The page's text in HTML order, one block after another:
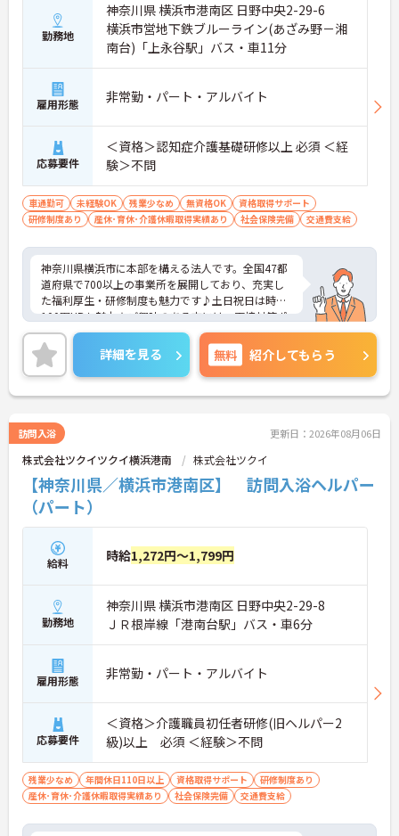
勤務地
神奈川県 横浜市港南区 日野中央2-29-6
横浜市営地下鉄ブルーライン(あざみ野－湘
南台)「上永谷駅」バス・車11分
雇用形態 非常勤・パート・アルバイト
応募要件
＜資格＞認知症介護基礎研修以上 必須 ＜経
験＞不問
車通勤可 未経験OK 残業少なめ 無資格OK
資格取得サポート
研修制度あり
産休･育休･介護休暇取得実績あり 社会保険完備 交通費支給
神奈川県横浜市に本部を構える法人です。全国47都
道府県で700以上の事業所を展開しており、充実し
た福利厚生・研修制度も魅力です♪土日祝日は時給
100円UPも魅力★ご興味のある方には、面接対策ポ
イントなど、さらに詳細をお話しいたしますのでお
気軽にご相談ください！
詳細を見る 無料 紹介してもらう
訪問入浴 更新日：2026年08月06日
株式会社ツクイツクイ横浜港南 株式会社ツクイ
【神奈川県／横浜市港南区】 訪問入浴ヘルパー
（パート）
給料 時給1,272円～1,799円
勤務地
神奈川県 横浜市港南区 日野中央2-29-8
ＪＲ根岸線「港南台駅」バス・車6分
雇用形態 非常勤・パート・アルバイト
応募要件
＜資格＞介護職員初任者研修(旧ヘルパー2
級)以上 必須 ＜経験＞不問
残業少なめ 年間休日110日以上 資格取得サポート
研修制度あり
産休･育休･介護休暇取得実績あり
社会保険完備 交通費支給